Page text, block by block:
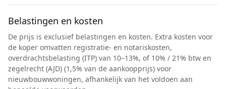
Belastingen en kosten
De prijs is exclusief belastingen en kosten. Extra kosten voor
de koper omvatten registratie- en notariskosten,
overdrachtsbelasting (ITP) van 10–13%, of 10% / 21% btw en
zegelrecht (AJD) (1,5% van de aankoopprijs) voor
nieuwbouwwoningen, afhankelijk van het voldoen aan